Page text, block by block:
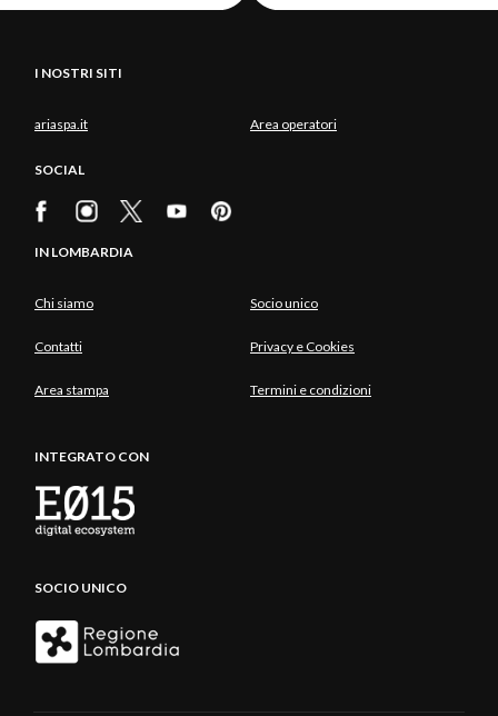
I NOSTRI SITI
ariaspa.it Area operatori
SOCIAL
IN LOMBARDIA
Chi siamo Socio unico
Contatti Privacy e Cookies
Area stampa Termini e condizioni
INTEGRATO CON
SOCIO UNICO